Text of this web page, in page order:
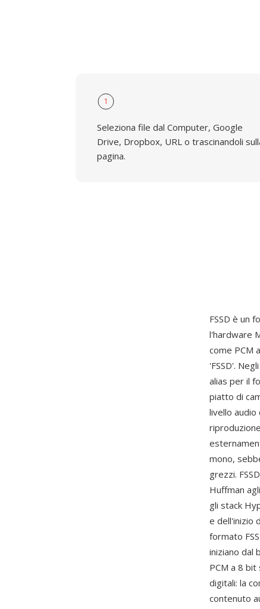
1
Seleziona file dal Computer, Google
Drive, Dropbox, URL o trascinandoli
pagina.
FSSD è un
l'hardware
come PCM
'FSSD'.
alias per il
piatto di
livello
mono,
grezzi.
Huffman
gli stack
e dell'inizio
formato
iniziano dal
PCM a 8
digitali: la
contenuto